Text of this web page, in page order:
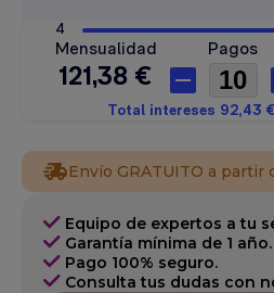
Envío GRATUITO a partir
Equipo de expertos a tu
Garantía mínima de 1 año.
Pago 100% seguro.
Consulta tus dudas con